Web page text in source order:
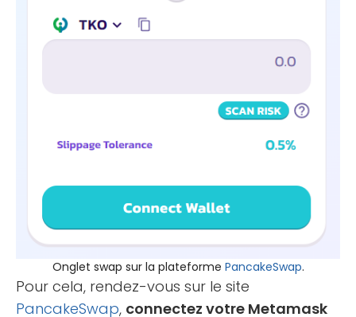
Onglet swap sur la plateforme PancakeSwap.
Pour cela, rendez-vous sur le site
PancakeSwap, connectez votre Metamask